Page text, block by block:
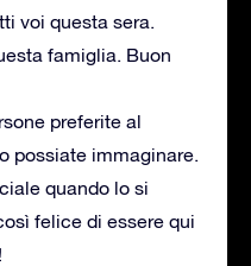
voi questa sera.
famiglia. Buon
preferite al
possiate immaginare.
quando lo si
felice di essere qui